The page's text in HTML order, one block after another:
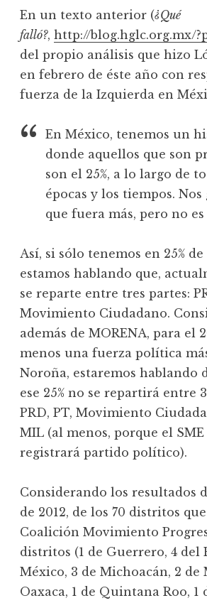
En un texto anterior (¿Qué
falló?, http://blog.hglc.org.mx/
del propio análisis que hizo
en febrero de éste año con
fuerza de la Izquierda en
En México, tenemos un
donde aquellos que son
son el 25%, a lo largo de
épocas y los tiempos. Nos
que fuera más, pero no es
Así, si sólo tenemos en 25%
estamos hablando que,
se reparte entre tres partes:
Movimiento Ciudadano.
además de MORENA, para el
menos una fuerza política
Noroña, estaremos hablando
ese 25% no se repartirá entre
PRD, PT, Movimiento
MIL (al menos, porque el
registrará partido político).
Considerando los resultados
de 2012, de los 70 distritos
Coalición Movimiento
distritos (1 de Guerrero, 4 del
México, 3 de Michoacán, 2 de
Oaxaca, 1 de Quintana Roo, 1